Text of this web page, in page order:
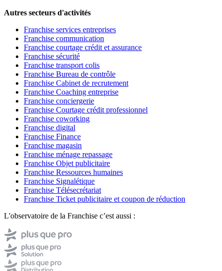
Autres secteurs d'activités
Franchise services entreprises
Franchise communication
Franchise courtage crédit et assurance
Franchise sécurité
Franchise transport colis
Franchise Bureau de contrôle
Franchise Cabinet de recrutement
Franchise Coaching entreprise
Franchise conciergerie
Franchise Courtage crédit professionnel
Franchise coworking
Franchise digital
Franchise Finance
Franchise magasin
Franchise ménage repassage
Franchise Objet publicitaire
Franchise Ressources humaines
Franchise Signalétique
Franchise Télésecrétariat
Franchise Ticket publicitaire et coupon de réduction
L'observatoire de la Franchise c’est aussi :